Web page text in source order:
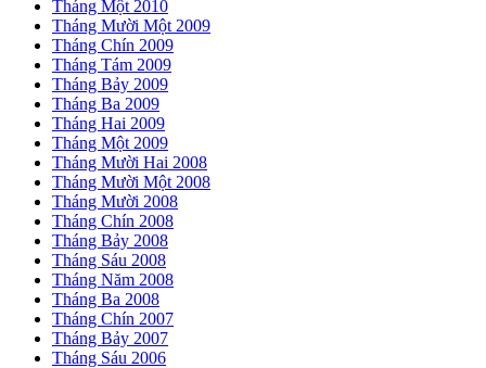
Tháng Một 2010
Tháng Mười Một 2009
Tháng Chín 2009
Tháng Tám 2009
Tháng Bảy 2009
Tháng Ba 2009
Tháng Hai 2009
Tháng Một 2009
Tháng Mười Hai 2008
Tháng Mười Một 2008
Tháng Mười 2008
Tháng Chín 2008
Tháng Bảy 2008
Tháng Sáu 2008
Tháng Năm 2008
Tháng Ba 2008
Tháng Chín 2007
Tháng Bảy 2007
Tháng Sáu 2006